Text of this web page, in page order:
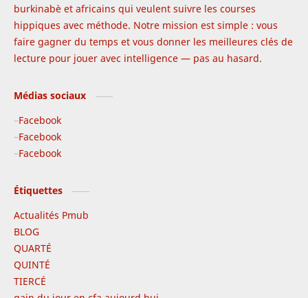
burkinabè et africains qui veulent suivre les courses
hippiques avec méthode. Notre mission est simple : vous
faire gagner du temps et vous donner les meilleures clés de
lecture pour jouer avec intelligence — pas au hasard.
Médias sociaux
Facebook
Facebook
Facebook
Étiquettes
Actualités Pmub
BLOG
QUARTÉ
QUINTÉ
TIERCÉ